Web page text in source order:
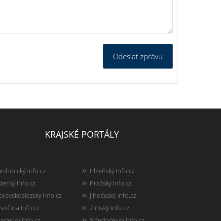
Odeslat zprávu
KRAJSKÉ PORTÁLY
Info.cz
Info.cz
Info.cz
Info.cz
Plzeňský Info.cz
Pražský Info.cz
Jihočeský Info.cz
Zlínský Info.cz